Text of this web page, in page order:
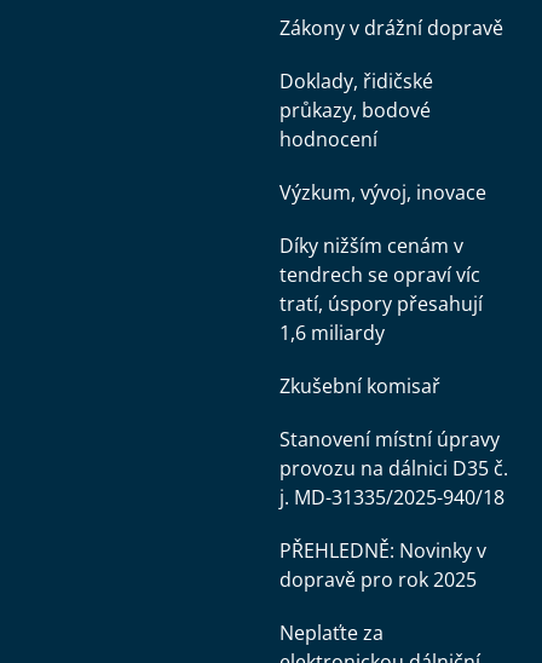
Zákony v drážní dopravě
Doklady, řidičské
průkazy, bodové
hodnocení
Výzkum, vývoj, inovace
Díky nižším cenám v
tendrech se opraví víc
tratí, úspory přesahují
1,6 miliardy
Zkušební komisař
Stanovení místní úpravy
provozu na dálnici D35 č.
j. MD-31335/2025-940/18
PŘEHLEDNĚ: Novinky v
dopravě pro rok 2025
Neplaťte za